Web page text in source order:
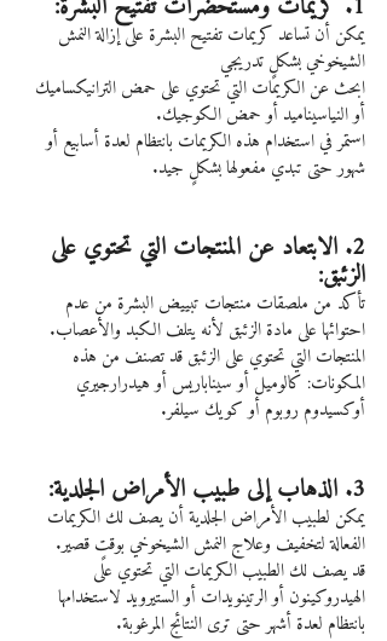
يمكن أن تساعد كريمات تفتيح البشرة على إزالة النمش
الشيخوخي بشكلٍ تدريجي
ابحث عن الكريمات التي تحتوي على حمض الترانيكساميك
أو النياسيناميد أو حمض الكوجيك.
استمر في استخدام هذه الكريمات بانتظام لعدة أسابيع أو
شهور حتى تبدي مفعولها بشكلٍ جيد.
2. الابتعاد عن المنتجات التي تحتوي على
الزئبق:
تأكد من ملصقات منتجات تبييض البشرة من عدم
احتوائها على مادة الزئبق لأنه يتلف الكبد والأعصاب.
المنتجات التي تحتوي على الزئبق قد تصنف من هذه
المكونات: كالوميل أو سيناباريس أو هيدرارجيري
أوكسيدوم روبوم أو كويك سيلفر.
3. الذهاب إلى طبيب الأمراض الجلدية:
يمكن لطبيب الأمراض الجلدية أن يصف لك الكريمات
الفعالة لتخفيف وعلاج النمش الشيخوخي بوقتٍ قصير.
قد يصف لك الطبيب الكريمات التي تحتوي على
الهيدروكينون أو الرتينويدات أو الستيرويد لاستخدامها
بانتظام لعدة أشهر حتى ترى النتائج المرغوبة.